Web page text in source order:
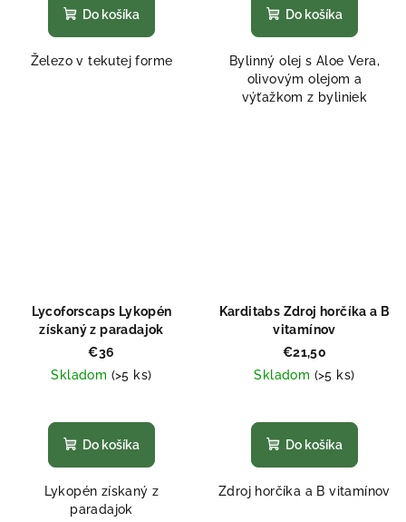
produktu
z
Do košíka
Železo v tekutej forme
produktu
z
5
hviezdičiek.
Do košíka
Bylinný olej s Aloe Vera,
olivovým olejom a
výťažkom z byliniek
Lycoforscaps Lykopén
získaný z paradajok
€36
Skladom (>5 ks)
hodnotenie
produktu
z
5
Do košíka
Lykopén získaný z
paradajok
Karditabs Zdroj horčíka a B
vitamínov
€21,50
Skladom (>5 ks)
hodnotenie
produktu
z
Do košíka
Zdroj horčíka a B vitamínov